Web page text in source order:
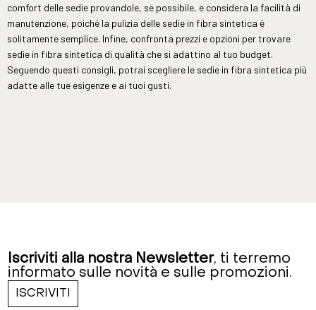
comfort delle sedie provandole, se possibile, e considera la facilità di
manutenzione, poiché la pulizia delle sedie in fibra sintetica è
solitamente semplice. Infine, confronta prezzi e opzioni per trovare
sedie in fibra sintetica di qualità che si adattino al tuo budget.
Seguendo questi consigli, potrai scegliere le sedie in fibra sintetica più
adatte alle tue esigenze e ai tuoi gusti.
Iscriviti alla nostra Newsletter, ti terremo
informato sulle novità e sulle promozioni.
ISCRIVITI